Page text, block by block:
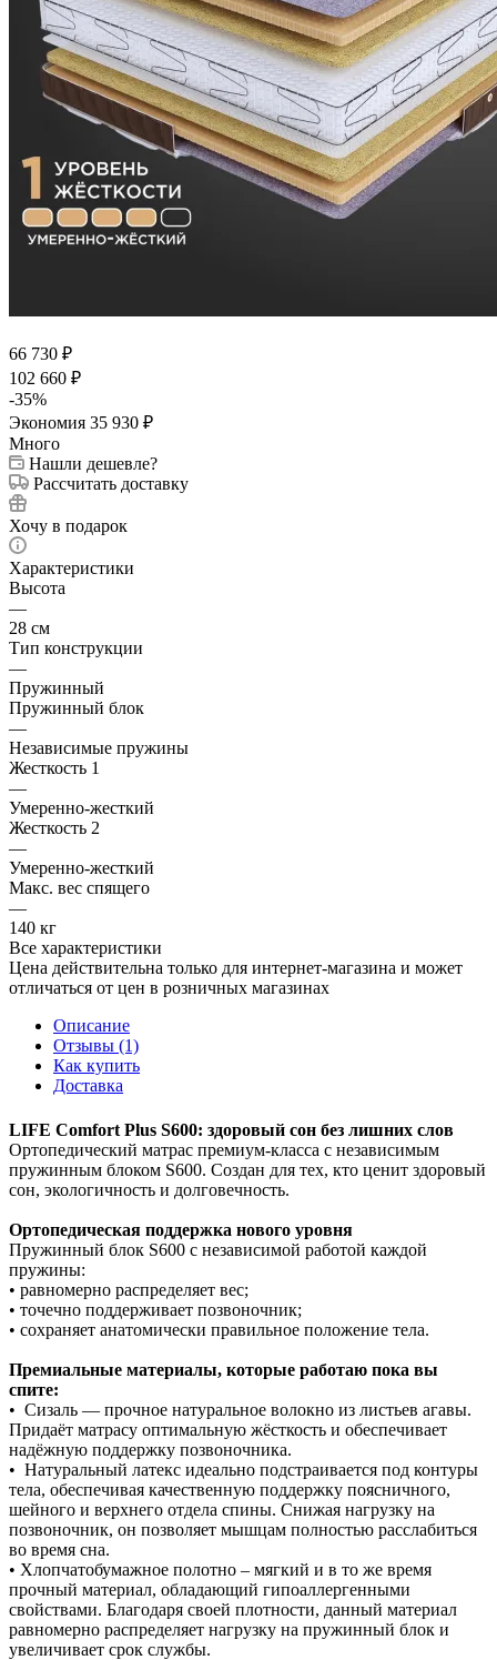
66 730 ₽
102 660 ₽
-35%
Экономия 35 930 ₽
Много
Нашли дешевле?
Рассчитать доставку
Хочу в подарок
Характеристики
Высота
—
28 см
Тип конструкции
—
Пружинный
Пружинный блок
—
Независимые пружины
Жесткость 1
—
Умеренно-жесткий
Жесткость 2
—
Умеренно-жесткий
Макс. вес спящего
—
140 кг
Все характеристики
Цена действительна только для интернет-магазина и может
отличаться от цен в розничных магазинах
Описание
Отзывы (1)
Как купить
Доставка
LIFE Comfort Plus S600: здоровый сон без лишних слов
Ортопедический матрас премиум‑класса с независимым
пружинным блоком S600. Создан для тех, кто ценит здоровый
сон, экологичность и долговечность.
Ортопедическая поддержка нового уровня
Пружинный блок S600 с независимой работой каждой
пружины:
• равномерно распределяет вес;
• точечно поддерживает позвоночник;
• сохраняет анатомически правильное положение тела.
Премиальные материалы, которые работаю пока вы
спите:
• Сизаль — прочное натуральное волокно из листьев агавы.
Придаёт матрасу оптимальную жёсткость и обеспечивает
надёжную поддержку позвоночника.
• Натуральный латекс идеально подстраивается под контуры
тела, обеспечивая качественную поддержку поясничного,
шейного и верхнего отдела спины. Снижая нагрузку на
позвоночник, он позволяет мышцам полностью расслабиться
во время сна.
• Хлопчатобумажное полотно – мягкий и в то же время
прочный материал, обладающий гипоаллергенными
свойствами. Благодаря своей плотности, данный материал
равномерно распределяет нагрузку на пружинный блок и
увеличивает срок службы.